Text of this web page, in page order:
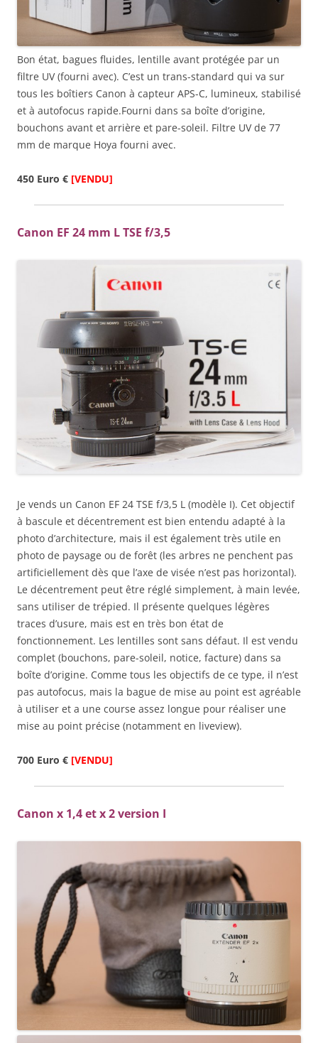
Bon état, bagues fluides, lentille avant protégée par un
filtre UV (fourni avec). C’est un trans-standard qui va sur
tous les boîtiers Canon à capteur APS-C, lumineux, stabilisé
et à autofocus rapide.Fourni dans sa boîte d’origine,
bouchons avant et arrière et pare-soleil. Filtre UV de 77
mm de marque Hoya fourni avec.
450 Euro € [VENDU]
Canon EF 24 mm L TSE f/3,5
Je vends un Canon EF 24 TSE f/3,5 L (modèle I). Cet objectif
à bascule et décentrement est bien entendu adapté à la
photo d’architecture, mais il est également très utile en
photo de paysage ou de forêt (les arbres ne penchent pas
artificiellement dès que l’axe de visée n’est pas horizontal).
Le décentrement peut être réglé simplement, à main levée,
sans utiliser de trépied. Il présente quelques légères
traces d’usure, mais est en très bon état de
fonctionnement. Les lentilles sont sans défaut. Il est vendu
complet (bouchons, pare-soleil, notice, facture) dans sa
boîte d’origine. Comme tous les objectifs de ce type, il n’est
pas autofocus, mais la bague de mise au point est agréable
à utiliser et a une course assez longue pour réaliser une
mise au point précise (notamment en liveview).
700 Euro € [VENDU]
Canon x 1,4 et x 2 version I